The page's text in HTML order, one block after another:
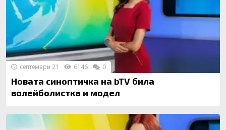
Новата синоптичка на bTV била
волейболистка и модел
септември 21 6146 0